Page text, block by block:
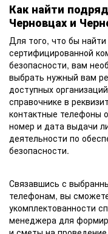
Как найти
Черновцах и
Для того, что бы найти
сертифицированной
безопасности, вам
выбрать нужный вам
доступных
справочнике в
контактные телефоны
номер и дата выдачи
деятельности по
безопасности.
Связавшись с
телефонам, вы
укомплектованности
менеджера для